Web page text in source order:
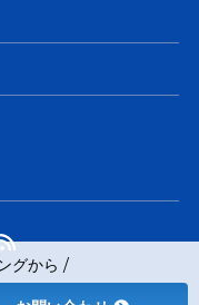
グから /